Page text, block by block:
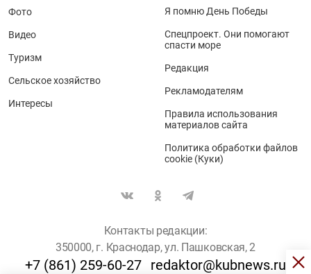
Фото
Видео
Туризм
Сельское хозяйство
Интересы
Я помню День Победы
Спецпроект. Они помогают
спасти море
Редакция
Рекламодателям
Правила использования
материалов сайта
Политика обработки файлов
cookie (Куки)
Контакты редакции:
350000, г. Краснодар, ул. Пашковская, 2
+7 (861) 259-60-27 redaktor@kubnews.ru